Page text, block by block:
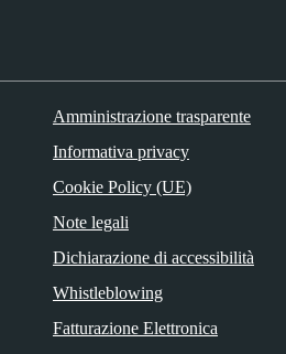
Amministrazione trasparente
Informativa privacy
Cookie Policy (UE)
Note legali
Dichiarazione di accessibilità
Whistleblowing
Fatturazione Elettronica